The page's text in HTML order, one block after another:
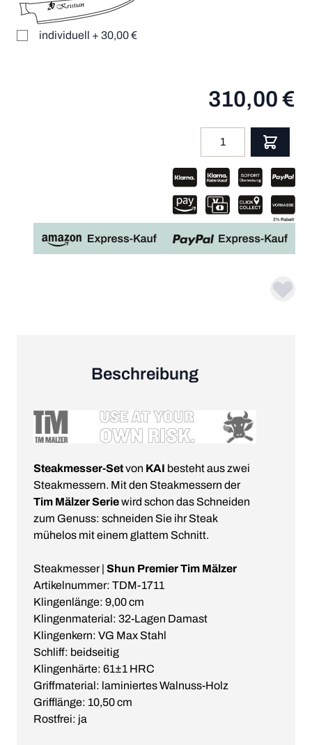
individuell + 30,00 €
310,00 €
Beschreibung
Steakmesser-Setvon KAI besteht aus zwei
Steakmessern. Mit den Steakmessern der
Tim Mälzer Seriewird schon das Schneiden
zum Genuss: schneiden Sie ihr Steak
mühelos mit einem glattem Schnitt.
Steakmesser | Shun Premier Tim Mälzer
Artikelnummer: TDM-1711
Klingenlänge: 9,00 cm
Klingenmaterial: 32-Lagen Damast
Klingenkern: VG Max Stahl
Schliff: beidseitig
Klingenhärte: 61±1 HRC
Griffmaterial: laminiertes Walnuss-Holz
Grifflänge: 10,50 cm
Rostfrei: ja